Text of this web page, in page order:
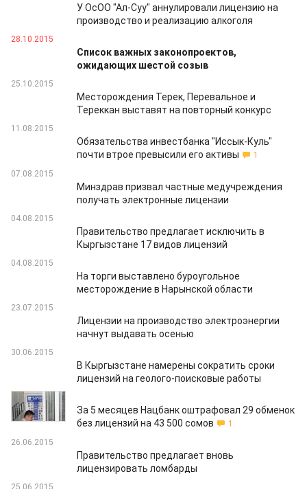
У ОсОО "Ал-Суу" аннулировали лицензию на
производство и реализацию алкоголя
28.10.2015
Список важных законопроектов,
ожидающих шестой созыв
25.10.2015
Месторождения Терек, Перевальное и
Тереккан выставят на повторный конкурс
11.08.2015
Обязательства инвестбанка "Иссык-Куль"
почти втрое превысили его активы
1
07.08.2015
Минздрав призвал частные медучреждения
получать электронные лицензии
04.08.2015
Правительство предлагает исключить в
Кыргызстане 17 видов лицензий
04.08.2015
На торги выставлено буроугольное
месторождение в Нарынской области
23.07.2015
Лицензии на производство электроэнергии
начнут выдавать осенью
30.06.2015
В Кыргызстане намерены сократить сроки
лицензий на геолого-поисковые работы
30.06.2015
За 5 месяцев Нацбанк оштрафовал 29 обменок
без лицензий на 43 500 сомов
1
26.06.2015
Правительство предлагает вновь
лицензировать ломбарды
25.06.2015